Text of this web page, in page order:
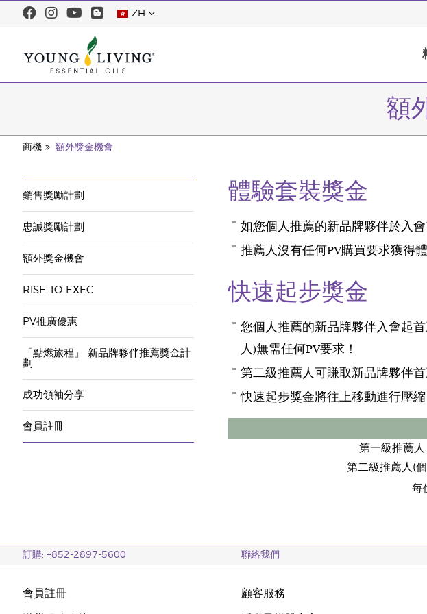
ZH
額
商機 額外獎金機會
銷售獎勵計劃
忠誠獎勵計劃
額外獎金機會
RISE TO EXEC
PV推廣優惠
「點燃旅程」 新品牌夥伴推薦獎金計
劃
成功領袖分享
會員註冊
體驗套裝獎金
如您個人推薦的新品牌夥伴於入
推薦人沒有任何PV購買要求獲得體
快速起步獎金
您個人推薦的新品牌夥伴入會起
人)無需任何PV要求！
第二級推薦人可賺取新品牌夥伴
快速起步獎金將往上移動進行壓
第一級推薦
第二級推薦人(
每
訂購: +852-2897-5600 聯絡我們
會員註冊 顧客服務